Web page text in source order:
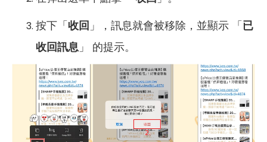
按下「 收回 」，訊息就會被移除，並顯示 「 已
收回訊息 」 的提示。